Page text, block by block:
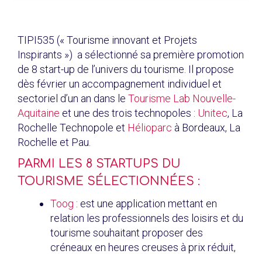
TIPI535 (« Tourisme innovant et Projets
Inspirants ») a sélectionné sa première promotion
de 8 start-up de l’univers du tourisme. Il propose
dès février un accompagnement individuel et
sectoriel d’un an dans le Tourisme Lab Nouvelle-
Aquitaine et une des trois technopoles : Unitec, La
Rochelle Technopole et Hélioparc à Bordeaux, La
Rochelle et Pau.
PARMI LES 8 STARTUPS DU
TOURISME SÉLECTIONNÉES :
Toog : est une application mettant en
relation les professionnels des loisirs et du
tourisme souhaitant proposer des
créneaux en heures creuses à prix réduit,